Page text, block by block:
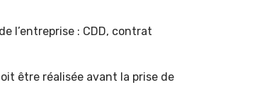
l’entreprise : CDD, contrat
être réalisée avant la prise de